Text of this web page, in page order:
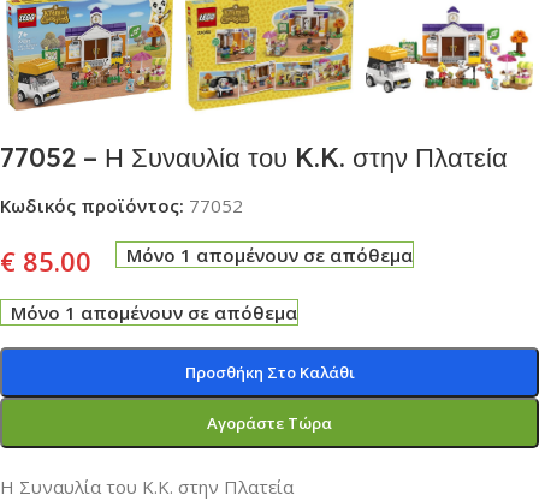
77052 – Η Συναυλία του K.K. στην Πλατεία
Κωδικός προϊόντος: 77052
€ 85.00 Μόνο 1 απομένουν σε απόθεμα
Μόνο 1 απομένουν σε απόθεμα
Προσθήκη Στο Καλάθι
Αγοράστε Τώρα
Η Συναυλία του K.K. στην Πλατεία